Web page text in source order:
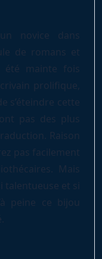
novice dans
de romans et
mainte fois
prolifique,
s’éteindre cette
pas des plus
Raison
pas facilement
Mais
et si
peine ce bijou